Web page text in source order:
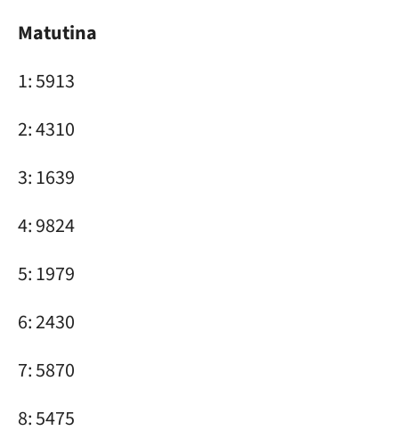
Matutina
1: 5913
2: 4310
3: 1639
4: 9824
5: 1979
6: 2430
7: 5870
8: 5475